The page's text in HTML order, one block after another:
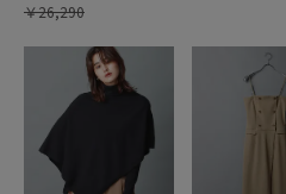
￥26,290